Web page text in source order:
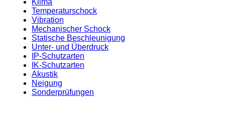
Klima
Temperaturschock
Vibration
Mechanischer Schock
Statische Beschleunigung
Unter- und Überdruck
IP-Schutzarten
IK-Schutzarten
Akustik
Neigung
Sonderprüfungen